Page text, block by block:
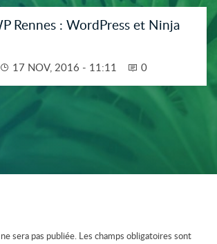
Rennes : WordPress et Ninja
17 NOV, 2016 - 11:11 0
sera pas publiée. Les champs obligatoires sont